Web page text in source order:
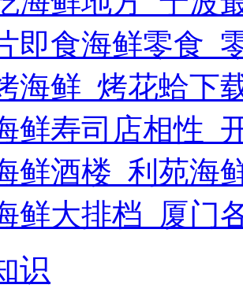
即食海鲜零食_
海鲜_烤花蛤下
鲜寿司店相性_
鲜酒楼_利苑海
鲜大排档_厦门
识